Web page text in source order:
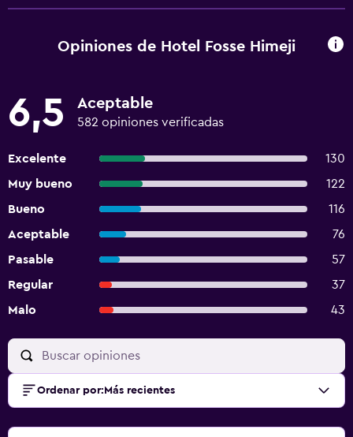
Opiniones de Hotel Fosse Himeji
6,5 Aceptable
582 opiniones verificadas
Excelente
130
Muy bueno
122
Bueno
116
Aceptable
76
Pasable
57
Regular
37
Malo
43
Ordenar por: Más recientes